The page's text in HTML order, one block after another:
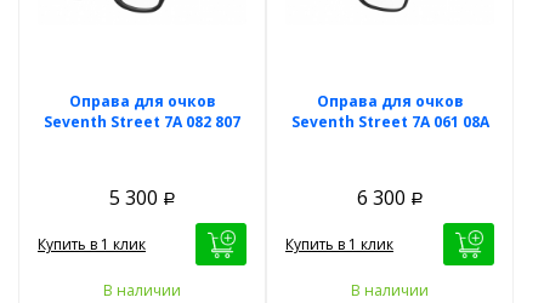
Оправа для очков
Seventh Street 7A 082 807
5 300 Р
Купить в 1 клик
В наличии
Оправа для очков
Seventh Street 7A 061 08A
6 300 Р
Купить в 1 клик
В наличии